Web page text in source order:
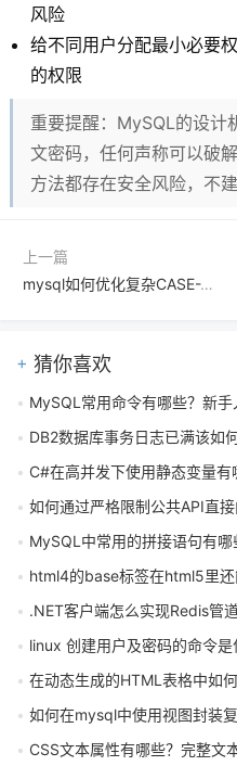
风险
给不同用户分配最小必要
的权限
重要提醒：MySQL的设计
文密码，任何声称可以破
方法都存在安全风险，不建
上一篇
mysql如何优化复杂CASE-WHEN语句的执行_分析解析器对分支条件的判定
猜你喜欢
MySQL常用命令有哪些？新
DB2数据库事务日志已满该如
C#在高并发下使用静态变量有
如何通过严格限制公共API直
MySQL中常用的拼接语句有哪
html4的base标签在html5里
.NET客户端怎么实现Redis管
linux 创建用户及密码的命令是
在动态生成的HTML表格中如
如何在mysql中使用视图封装
CSS文本属性有哪些？完整文